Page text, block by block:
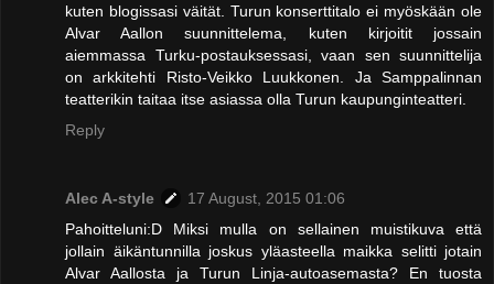
kuten blogissasi väität. Turun konserttitalo ei myöskään ole
Alvar Aallon suunnittelema, kuten kirjoitit jossain
aiemmassa Turku-postauksessasi, vaan sen suunnittelija
on arkkitehti Risto-Veikko Luukkonen. Ja Samppalinnan
teatterikin taitaa itse asiassa olla Turun kaupunginteatteri.
Reply
Alec A-style
17 August, 2015 01:06
Pahoitteluni:D Miksi mulla on sellainen muistikuva että
jollain äikäntunnilla joskus yläasteella maikka selitti jotain
Alvar Aallosta ja Turun Linja-autoasemasta? En tuosta